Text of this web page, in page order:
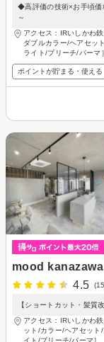
◆高評価の技術×お手頃
～
アクセス：IRいしかわ
ダブルカラー/ヘアセッ
ライト/ブリーチ/パーマ］
ポイントが貯まる・使える
mood kanazawa
4.5
【ショートカット・髪
アクセス：IRいしかわ
ット/カラー/ヘアセッ
イト/ブリーチ/パーマ